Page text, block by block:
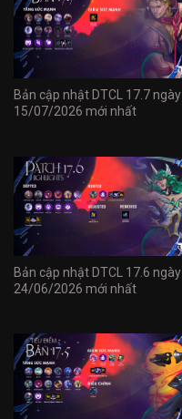
Bản cập nhật DTCL 17.7 ngày
15/07/2026 mới nhất
Bản cập nhật DTCL 17.6 ngày
24/06/2026 mới nhất